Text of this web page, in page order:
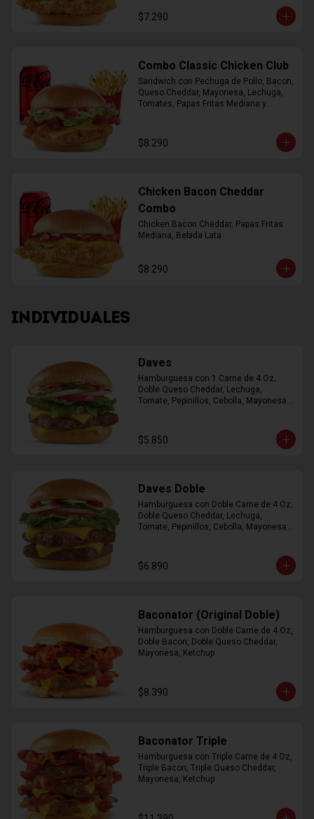
$7.290
Combo Classic Chicken Club
Sandwich con Pechuga de Pollo, Bacon,
Queso Cheddar, Mayonesa, Lechuga,
Tomates, Papas Fritas Mediana y
$8.290
Chicken Bacon Cheddar
Combo
Chicken Bacon Cheddar, Papas Fritas
Mediana, Bebida Lata
$8.290
INDIVIDUALES
Daves
Hamburguesa con 1 Carne de 4 Oz,
Doble Queso Cheddar, Lechuga,
Tomate, Pepinillos, Cebolla, Mayonesa,
$5.850
Daves Doble
Hamburguesa con Doble Carne de 4 Oz,
Doble Queso Cheddar, Lechuga,
Tomate, Pepinillos, Cebolla, Mayonesa,
$6.890
Baconator (Original Doble)
Hamburguesa con Doble Carne de 4 Oz,
Doble Bacon, Doble Queso Cheddar,
Mayonesa, Ketchup
$8.390
Baconator Triple
Hamburguesa con Triple Carne de 4 Oz,
Triple Bacon, Triple Queso Cheddar,
Mayonesa, Ketchup